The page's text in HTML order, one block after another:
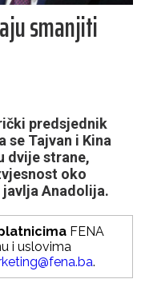
smanjiti
predsjednik
se Tajvan i Kina
dvije strane,
oko
Anadolija.
FENA
i uslovima
.